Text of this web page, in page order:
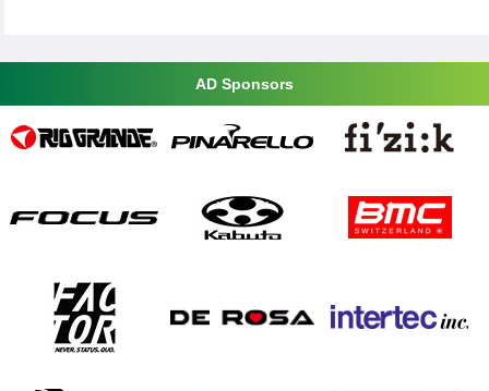
AD Sponsors